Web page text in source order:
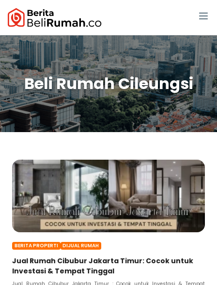
Beli Rumah Cileungsi
BERITA PROPERTI DIJUAL RUMAH
Jual Rumah Cibubur Jakarta Timur: Cocok untuk
Investasi & Tempat Tinggal